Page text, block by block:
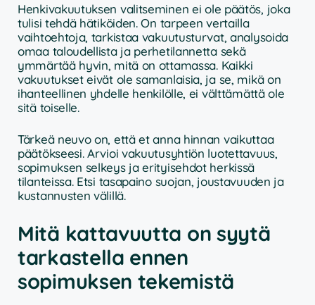
Henkivakuutuksen valitseminen ei ole päätös, joka
tulisi tehdä hätiköiden. On tarpeen vertailla
vaihtoehtoja, tarkistaa vakuutusturvat, analysoida
omaa taloudellista ja perhetilannetta sekä
ymmärtää hyvin, mitä on ottamassa. Kaikki
vakuutukset eivät ole samanlaisia, ja se, mikä on
ihanteellinen yhdelle henkilölle, ei välttämättä ole
sitä toiselle.
Tärkeä neuvo on, että et anna hinnan vaikuttaa
päätökseesi. Arvioi vakuutusyhtiön luotettavuus,
sopimuksen selkeys ja erityisehdot herkissä
tilanteissa. Etsi tasapaino suojan, joustavuuden ja
kustannusten välillä.
Mitä kattavuutta on syytä
tarkastella ennen
sopimuksen tekemistä